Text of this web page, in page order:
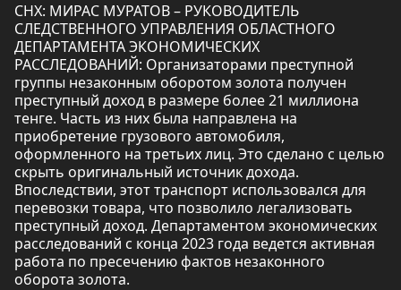
СНХ: МИРАС МУРАТОВ – РУКОВОДИТЕЛЬ
СЛЕДСТВЕННОГО УПРАВЛЕНИЯ ОБЛАСТНОГО
ДЕПАРТАМЕНТА ЭКОНОМИЧЕСКИХ
РАССЛЕДОВАНИЙ: Организаторами преступной
группы незаконным оборотом золота получен
преступный доход в размере более 21 миллиона
тенге. Часть из них была направлена на
приобретение грузового автомобиля,
оформленного на третьих лиц. Это сделано с целью
скрыть оригинальный источник дохода.
Впоследствии, этот транспорт использовался для
перевозки товара, что позволило легализовать
преступный доход. Департаментом экономических
расследований с конца 2023 года ведется активная
работа по пресечению фактов незаконного
оборота золота.